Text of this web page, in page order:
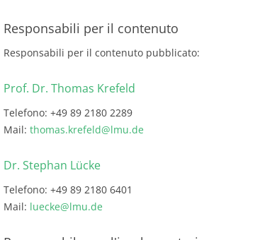
Responsabili per il contenuto
Responsabili per il contenuto pubblicato:
Prof. Dr. Thomas Krefeld
Telefono: +49 89 2180 2289
Mail: thomas.krefeld@lmu.de
Dr. Stephan Lücke
Telefono: +49 89 2180 6401
Mail: luecke@lmu.de